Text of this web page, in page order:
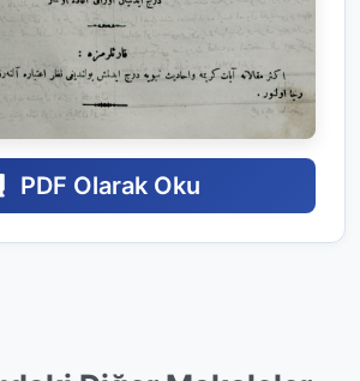
PDF Olarak Oku